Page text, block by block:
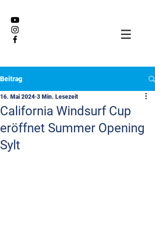
Beitrag
California Windsurf Cup
eröffnet Summer Opening
Sylt
16. Mai 2024 3 Min. Lesezeit